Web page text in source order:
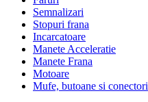
Semnalizari
Stopuri frana
Incarcatoare
Manete Acceleratie
Manete Frana
Motoare
Mufe, butoane si conectori